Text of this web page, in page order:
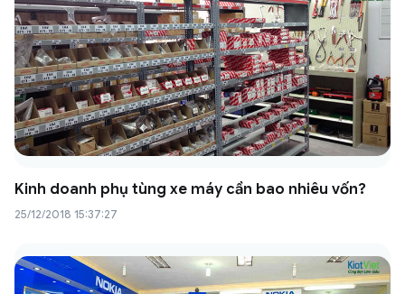
Kinh doanh phụ tùng xe máy cần bao nhiêu vốn?
25/12/2018 15:37:27